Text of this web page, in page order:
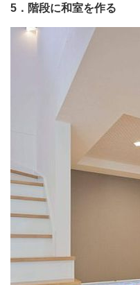
5．階段に和室を作る